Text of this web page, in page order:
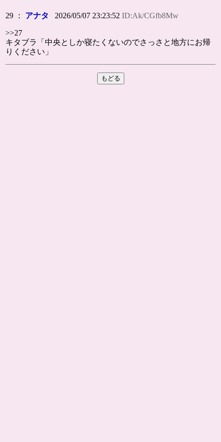
29 ： アナタ 2026/05/07 23:23:52ID:Ak/CGfb8Mw
>>27
キタブラ「中央としか寝たくないのでさっさと地方にお帰
りください」